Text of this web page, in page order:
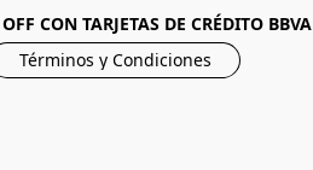
CON TARJETAS DE CRÉDITO BBVA
Términos y Condiciones